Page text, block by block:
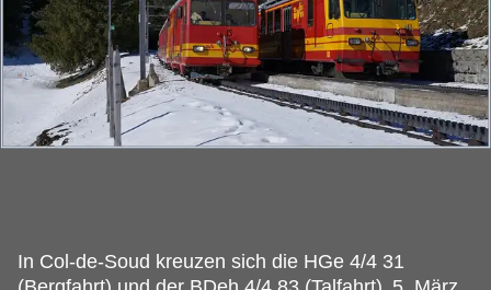
In Col-de-Soud kreuzen sich die HGe 4/4 31